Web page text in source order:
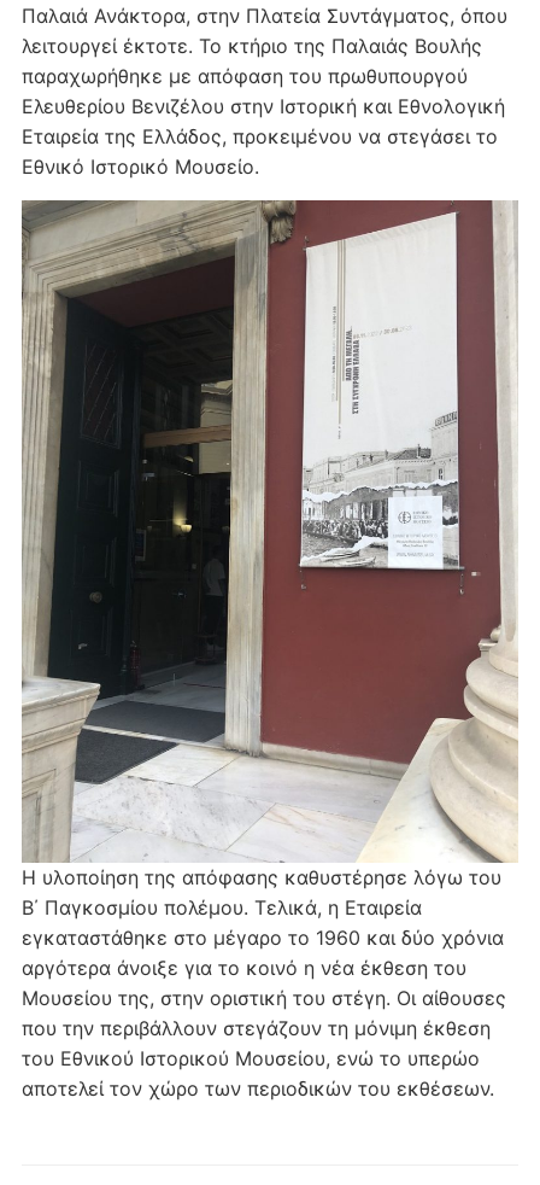
Παλαιά Ανάκτορα, στην Πλατεία Συντάγματος, όπου
λειτουργεί έκτοτε. Το κτήριο της Παλαιάς Βουλής
παραχωρήθηκε με απόφαση του πρωθυπουργού
Ελευθερίου Βενιζέλου στην Ιστορική και Εθνολογική
Εταιρεία της Ελλάδος, προκειμένου να στεγάσει το
Εθνικό Ιστορικό Μουσείο.
Η υλοποίηση της απόφασης καθυστέρησε λόγω του
Β΄ Παγκοσμίου πολέμου. Τελικά, η Εταιρεία
εγκαταστάθηκε στο μέγαρο το 1960 και δύο χρόνια
αργότερα άνοιξε για το κοινό η νέα έκθεση του
Μουσείου της, στην οριστική του στέγη. Οι αίθουσες
που την περιβάλλουν στεγάζουν τη μόνιμη έκθεση
του Εθνικού Ιστορικού Μουσείου, ενώ το υπερώο
αποτελεί τον χώρο των περιοδικών του εκθέσεων.